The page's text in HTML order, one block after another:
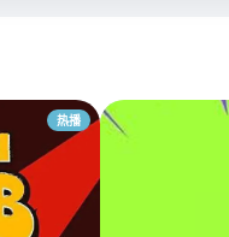
热播